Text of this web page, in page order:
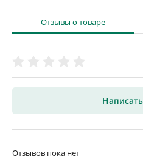
Отзывы о товаре
Отзывов пока нет